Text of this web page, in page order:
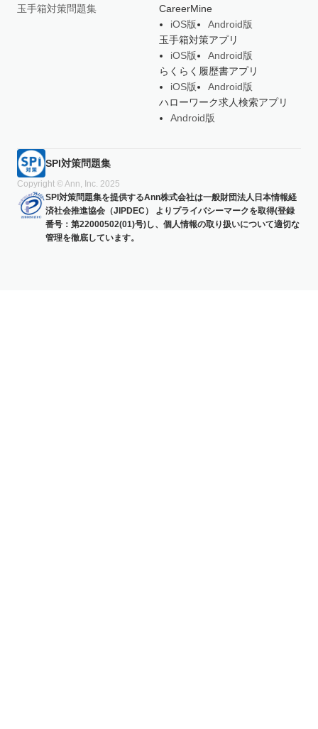
玉手箱対策問題集
CareerMine
iOS版
Android版
玉手箱対策アプリ
iOS版
Android版
らくらく履歴書アプリ
iOS版
Android版
ハローワーク求人検索アプリ
Android版
SPI対策問題集
Copyright © Ann, Inc. 2025
SPI対策問題集を提供するAnn株式会社は一般財団法人日本情報経
済社会推進協会（JIPDEC） よりプライバシーマークを取得(登録
番号：第22000502(01)号)し、個人情報の取り扱いについて適切な
管理を徹底しています。